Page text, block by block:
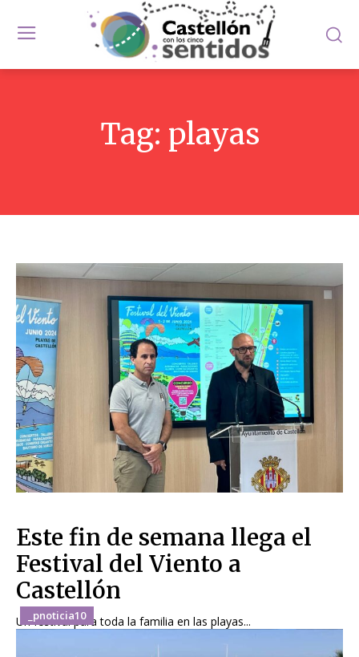
Tag: playas
_pnoticia10
Este fin de semana llega el
Festival del Viento a
Castellón
Un festival para toda la familia en las playas...